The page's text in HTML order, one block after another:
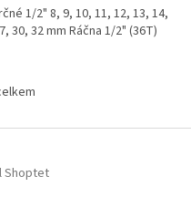
1/2" 8, 9, 10, 11, 12, 13, 14,
30, 32 mm Ráčna 1/2" (36T)
Shoptet